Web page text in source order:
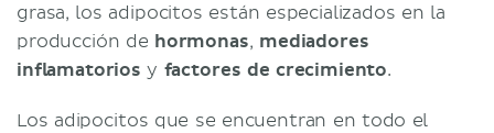
grasa, los adipocitos están especializados en la
producción de hormonas, mediadores
inflamatorios y factores de crecimiento.
Los adipocitos que se encuentran en todo el